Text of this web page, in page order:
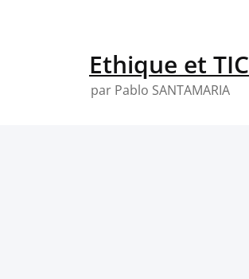
Ethique et TIC
par Pablo SANTAMARIA